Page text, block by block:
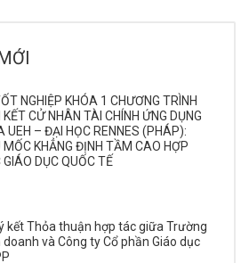
NGHIỆP KHÓA 1 CHƯƠNG TRÌNH
KẾT CỬ NHÂN TÀI CHÍNH ỨNG DỤNG
UEH – ĐẠI HỌC RENNES (PHÁP):
MỐC KHẲNG ĐỊNH TẦM CAO HỢP
DỤC QUỐC TẾ
kết Thỏa thuận hợp tác giữa Trường
doanh và Công ty Cổ phần Giáo dục